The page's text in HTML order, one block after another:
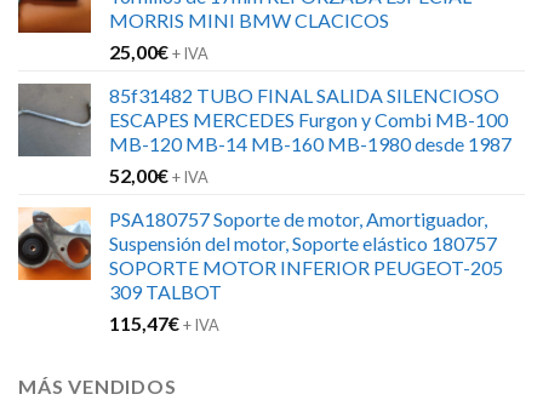
152,00€.120,00€.
MORRIS MINI BMW CLACICOS
25,00€+ IVA
85f31482 TUBO FINAL SALIDA SILENCIOSO
ESCAPES MERCEDES Furgon y Combi MB-100
MB-120 MB-14 MB-160 MB-1980 desde 1987
52,00€+ IVA
PSA180757 Soporte de motor, Amortiguador,
Suspensión del motor, Soporte elástico 180757
SOPORTE MOTOR INFERIOR PEUGEOT-205
309 TALBOT
115,47€+ IVA
MÁS VENDIDOS